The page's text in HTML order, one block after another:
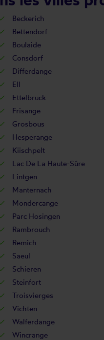
Beckerich
Bettendorf
Boulaide
Consdorf
Differdange
Ell
Ettelbruck
Frisange
Grosbous
Hesperange
Kiischpelt
Lac De La Haute-Sûre
Lintgen
Manternach
Mondercange
Parc Hosingen
Rambrouch
Remich
Saeul
Schieren
Steinfort
Troisvierges
Vichten
Walferdange
Wincrange